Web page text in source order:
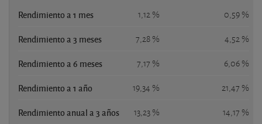
Rendimiento a 1 mes 1,12 % 0,59 %
Rendimiento a 3 meses 7,28 % 4,52 %
Rendimiento a 6 meses 7,17 % 6,06 %
Rendimiento a 1 año 19,34 % 21,47 %
Rendimiento anual a 3 años 13,23 % 14,17 %